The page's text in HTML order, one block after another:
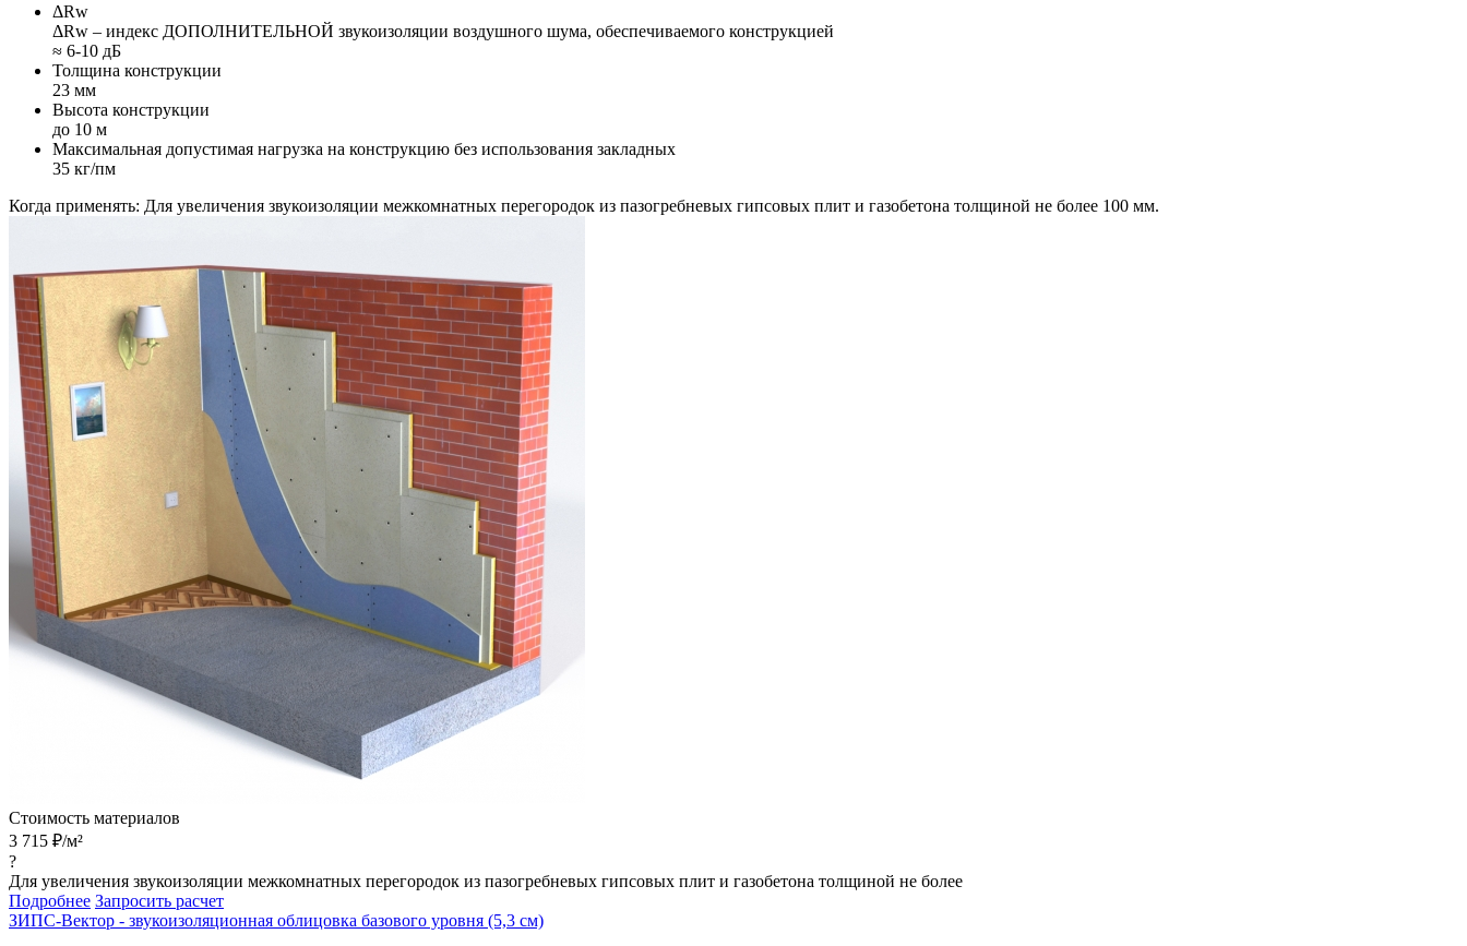
ΔRw
ΔRw – индекс ДОПОЛНИТЕЛЬНОЙ звукоизоляции воздушного шума, обеспечиваемого конструкцией
≈ 6-10 дБ
Толщина конструкции
23 мм
Высота конструкции
до 10 м
Максимальная допустимая нагрузка на конструкцию без использования закладных
35 кг/пм
Когда применять: Для увеличения звукоизоляции межкомнатных перегородок из пазогребневых гипсовых плит и газобетона толщиной не более 100 мм.
Стоимость материалов
3 715 ₽/м²
?
Для увеличения звукоизоляции межкомнатных перегородок из пазогребневых гипсовых плит и газобетона толщиной не более
Подробнее Запросить расчет
ЗИПС-Вектор - звукоизоляционная облицовка базового уровня (5,3 см)